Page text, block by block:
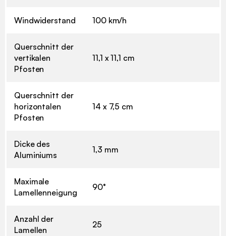
Windwiderstand 100 km/h
Querschnitt der
vertikalen
Pfosten
11,1 x 11,1 cm
Querschnitt der
horizontalen
Pfosten
14 x 7,5 cm
Dicke des
Aluminiums
1,3 mm
Maximale
Lamellenneigung
90°
Anzahl der
Lamellen
25